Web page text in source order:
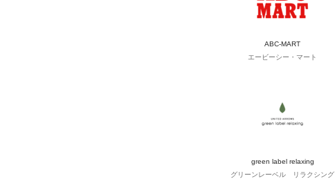
ABC-MART
エービーシー・マート
green label relaxing
グリーンレーベル リラクシング